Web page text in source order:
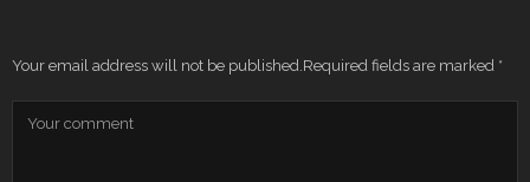
Your email address will not be published. Required fields are marked *